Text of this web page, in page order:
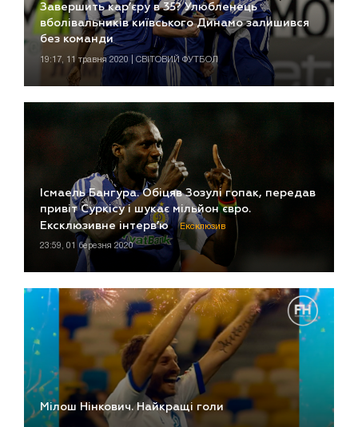
Завершить кар’єру в 35? Улюбленець
вболівальників київського Динамо залишився
без команди
19:17, 11 травня 2020 | СВІТОВИЙ ФУТБОЛ
Ісмаель Бангура. Обіцяв Зозулі гопак, передав
привіт Суркісу і шукає мільйон євро.
Ексклюзивне інтерв’ю
Ексклюзив
23:59, 01 березня 2020
Мілош Нінкович. Найкращі голи